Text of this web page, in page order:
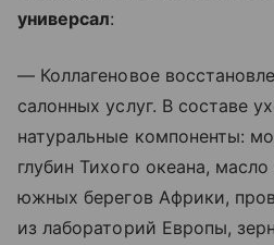
универсал:
— Коллагеновое
салонных услуг. В составе
натуральные компоненты:
глубин Тихого океана,
южных берегов Африки,
из лабораторий Европы,